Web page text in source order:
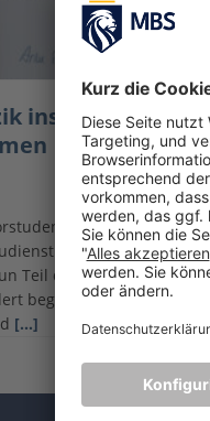
ins Max
Jana
des
Teil des
begabte
[…]